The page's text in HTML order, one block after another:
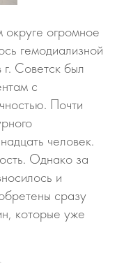
огромное
гемодиализной
Советск был
с
Почти
человек.
Однако за
и
сразу
которые уже